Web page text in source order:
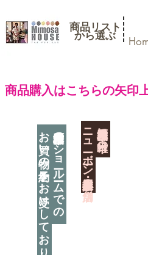
商品リスト
​から選ぶ
商品購入はこちらの矢印
神奈川県相模原市に日本唯一の
​ニューボーン撮影用小道具店・３店舗
神奈川県相模原市のショールームでの
お買い物の予約をお受けしております